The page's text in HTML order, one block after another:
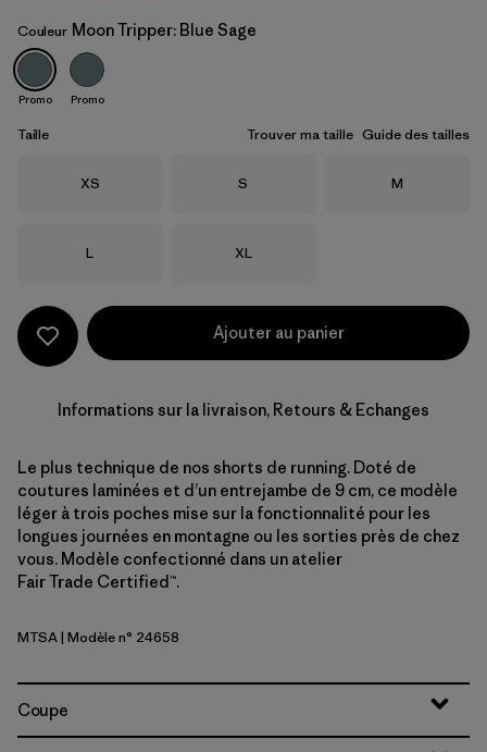
Moon Tripper: Blue Sage
Couleur Moon Tripper: Blue Sage
Promo Promo
Taille Trouver ma taille Guide des tailles
Taille
XS Taille
S Taille
M
Taille
L Taille
XL
Ajouter au panier
Informations sur la livraison, Retours & Echanges
Le plus technique de nos shorts de running. Doté de
coutures laminées et d’un entrejambe de 9 cm, ce modèle
léger à trois poches mise sur la fonctionnalité pour les
longues journées en montagne ou les sorties près de chez
vous. Modèle confectionné dans un atelier
Fair Trade Certified™.
Moon Tripper: Blue Sage
MTSA| Modèle n° 24658
Coupe